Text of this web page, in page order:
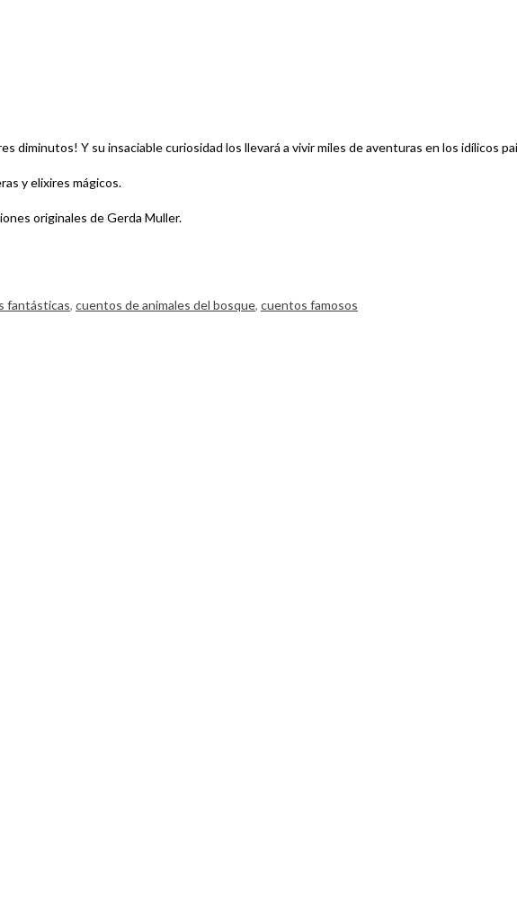
diminutos! Y su insaciable curiosidad los llevará a vivir miles de aventuras en los idílicos
y elixires mágicos.
originales de Gerda Muller.
fantásticas, cuentos de animales del bosque, cuentos famosos